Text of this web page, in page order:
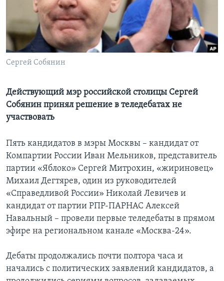
Learning English
СОЦИАЛЬНЫЕ СЕТИ
Языки
Сергей Собянин
Действующий мэр российской столицы Сергей
Собянин принял решение в теледебатах не
участвовать
Пять кандидатов в мэры Москвы – кандидат от
Компартии России Иван Мельников, представитель
партии «Яблоко» Сергей Митрохин, «жириновец»
Михаил Дегтярев, один из руководителей
«Справедливой России» Николай Левичев и
кандидат от партии РПР-ПАРНАС Алексей
Навальный – провели первые теледебаты в прямом
эфире на региональном канале «Москва-24».
Дебаты продолжались почти полтора часа и
начались с политических заявлений кандидатов, а